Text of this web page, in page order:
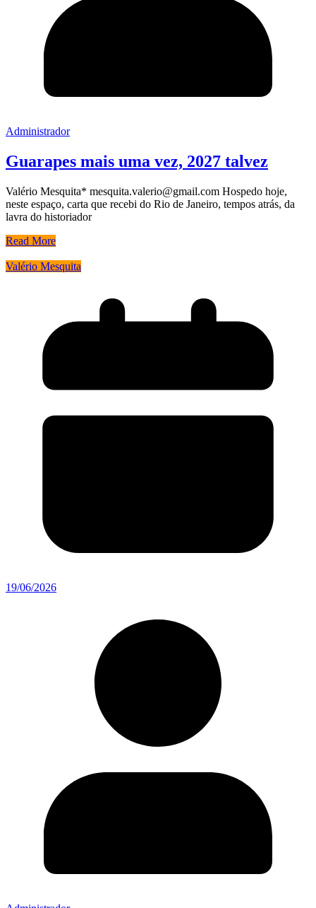
Administrador
Guarapes mais uma vez, 2027 talvez
Valério Mesquita* mesquita.valerio@gmail.com Hospedo hoje,
neste espaço, carta que recebi do Rio de Janeiro, tempos atrás, da
lavra do historiador
Read More
Valério Mesquita
19/06/2026